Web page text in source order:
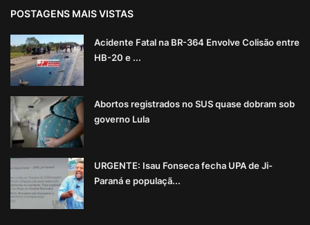
POSTAGENS MAIS VISTAS
Acidente Fatal na BR-364 Envolve Colisão entre
HB-20 e ...
Abortos registrados no SUS quase dobram sob
governo Lula
URGENTE: Isau Fonseca fecha UPA de Ji-
Paraná e populaçã...